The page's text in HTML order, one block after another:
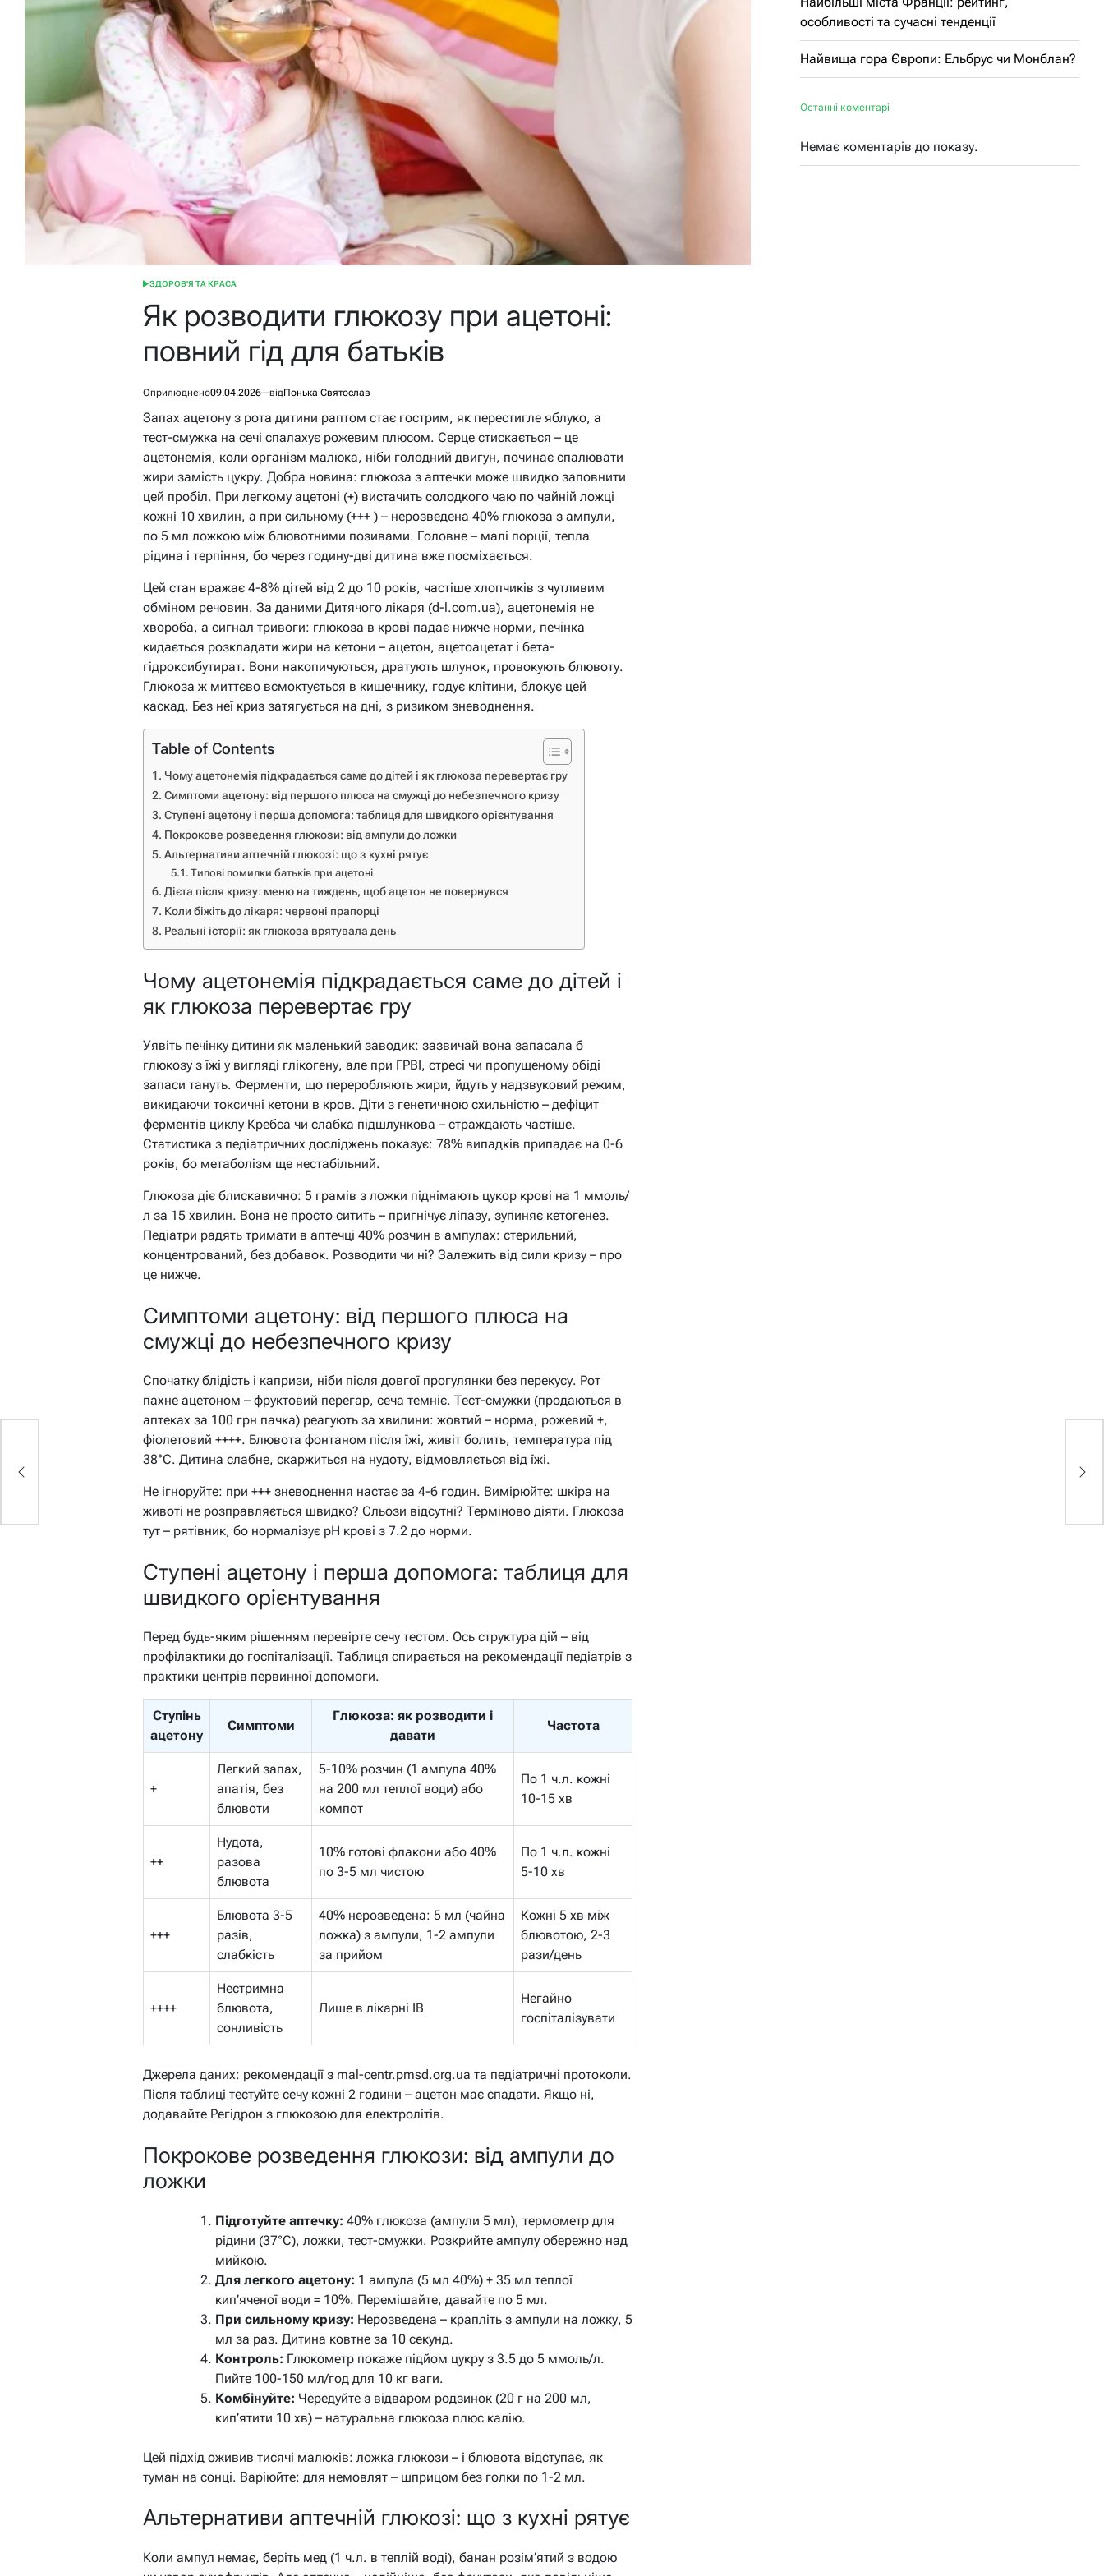
ОПУБЛІКУВАТИ
ЗДОРОВ'Я ТА КРАСА
Як розводити глюкозу при ацетоні:
повний гід для батьків
Оприлюднено09.04.2026 відПонька Святослав
Запах ацетону з рота дитини раптом стає гострим, як перестигле яблуко, а
тест-смужка на сечі спалахує рожевим плюсом. Серце стискається – це
ацетонемія, коли організм малюка, ніби голодний двигун, починає спалювати
жири замість цукру. Добра новина: глюкоза з аптечки може швидко заповнити
цей пробіл. При легкому ацетоні (+) вистачить солодкого чаю по чайній ложці
кожні 10 хвилин, а при сильному (+++ ) – нерозведена 40% глюкоза з ампули,
по 5 мл ложкою між блювотними позивами. Головне – малі порції, тепла
рідина і терпіння, бо через годину-дві дитина вже посміхається.
Цей стан вражає 4-8% дітей від 2 до 10 років, частіше хлопчиків з чутливим
обміном речовин. За даними Дитячого лікаря (d-l.com.ua), ацетонемія не
хвороба, а сигнал тривоги: глюкоза в крові падає нижче норми, печінка
кидається розкладати жири на кетони – ацетон, ацетоацетат і бета-
гідроксибутират. Вони накопичуються, дратують шлунок, провокують блювоту.
Глюкоза ж миттєво всмоктується в кишечнику, годує клітини, блокує цей
каскад. Без неї криз затягується на дні, з ризиком зневоднення.
Table of Contents
Чому ацетонемія підкрадається саме до дітей і як глюкоза перевертає гру
Симптоми ацетону: від першого плюса на смужці до небезпечного кризу
Ступені ацетону і перша допомога: таблиця для швидкого орієнтування
Покрокове розведення глюкози: від ампули до ложки
Альтернативи аптечній глюкозі: що з кухні рятує
Типові помилки батьків при ацетоні
Дієта після кризу: меню на тиждень, щоб ацетон не повернувся
Коли біжіть до лікаря: червоні прапорці
Реальні історії: як глюкоза врятувала день
Чому ацетонемія підкрадається саме до дітей і
як глюкоза перевертає гру
Уявіть печінку дитини як маленький заводик: зазвичай вона запасала б
глюкозу з їжі у вигляді глікогену, але при ГРВІ, стресі чи пропущеному обіді
запаси тануть. Ферменти, що переробляють жири, йдуть у надзвуковий режим,
викидаючи токсичні кетони в кров. Діти з генетичною схильністю – дефіцит
ферментів циклу Кребса чи слабка підшлункова – страждають частіше.
Статистика з педіатричних досліджень показує: 78% випадків припадає на 0-6
років, бо метаболізм ще нестабільний.
Глюкоза діє блискавично: 5 грамів з ложки піднімають цукор крові на 1 ммоль/
л за 15 хвилин. Вона не просто ситить – пригнічує ліпазу, зупиняє кетогенез.
Педіатри радять тримати в аптечці 40% розчин в ампулах: стерильний,
концентрований, без добавок. Розводити чи ні? Залежить від сили кризу – про
це нижче.
Симптоми ацетону: від першого плюса на
смужці до небезпечного кризу
Спочатку блідість і капризи, ніби після довгої прогулянки без перекусу. Рот
пахне ацетоном – фруктовий перегар, сеча темніє. Тест-смужки (продаються в
аптеках за 100 грн пачка) реагують за хвилини: жовтий – норма, рожевий +,
фіолетовий ++++. Блювота фонтаном після їжі, живіт болить, температура під
38°C. Дитина слабне, скаржиться на нудоту, відмовляється від їжі.
Не ігноруйте: при +++ зневоднення настає за 4-6 годин. Вимірюйте: шкіра на
животі не розправляється швидко? Сльози відсутні? Терміново діяти. Глюкоза
тут – рятівник, бо нормалізує pH крові з 7.2 до норми.
Ступені ацетону і перша допомога: таблиця для
швидкого орієнтування
Перед будь-яким рішенням перевірте сечу тестом. Ось структура дій – від
профілактики до госпіталізації. Таблиця спирається на рекомендації педіатрів з
практики центрів первинної допомоги.
Ступінь
ацетону
Симптоми
Глюкоза: як розводити і
давати
Частота
+
Легкий запах,
апатія, без
блювоти
5-10% розчин (1 ампула 40%
на 200 мл теплої води) або
компот
По 1 ч.л. кожні
10-15 хв
++
Нудота,
разова
блювота
10% готові флакони або 40%
по 3-5 мл чистою
По 1 ч.л. кожні
5-10 хв
+++
Блювота 3-5
разів,
слабкість
40% нерозведена: 5 мл (чайна
ложка) з ампули, 1-2 ампули
за прийом
Кожні 5 хв між
блювотою, 2-3
рази/день
++++
Нестримна
блювота,
сонливість
Лише в лікарні ІВ
Негайно
госпіталізувати
Джерела даних: рекомендації з mal-centr.pmsd.org.ua та педіатричні протоколи.
Після таблиці тестуйте сечу кожні 2 години – ацетон має спадати. Якщо ні,
додавайте Регідрон з глюкозою для електролітів.
Покрокове розведення глюкози: від ампули до
ложки
Підготуйте аптечку: 40% глюкоза (ампули 5 мл), термометр для
рідини (37°C), ложки, тест-смужки. Розкрийте ампулу обережно над
мийкою.
Для легкого ацетону: 1 ампула (5 мл 40%) + 35 мл теплої
кип’яченої води = 10%. Перемішайте, давайте по 5 мл.
При сильному кризу: Нерозведена – крапліть з ампули на ложку, 5
мл за раз. Дитина ковтне за 10 секунд.
Контроль: Глюкометр покаже підйом цукру з 3.5 до 5 ммоль/л.
Пийте 100-150 мл/год для 10 кг ваги.
Комбінуйте: Чередуйте з відваром родзинок (20 г на 200 мл,
кип’ятити 10 хв) – натуральна глюкоза плюс калію.
Цей підхід оживив тисячі малюків: ложка глюкози – і блювота відступає, як
туман на сонці. Варіюйте: для немовлят – шприцом без голки по 1-2 мл.
Альтернативи аптечній глюкозі: що з кухні рятує
Коли ампул немає, беріть мед (1 ч.л. в теплій воді), банан розім’ятий з водою
особливості та сучасні тенденції
Найвища гора Європи: Ельбрус чи Монблан?
Останні коментарі
Немає коментарів до показу.